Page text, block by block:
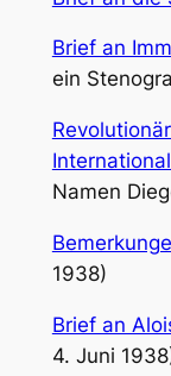
Brief an
ein
Namen
1938)
Brief an
4. Juni